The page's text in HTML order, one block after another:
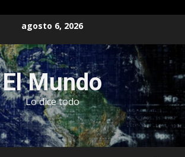
agosto 6, 2026
El Mundo
Lo dice todo